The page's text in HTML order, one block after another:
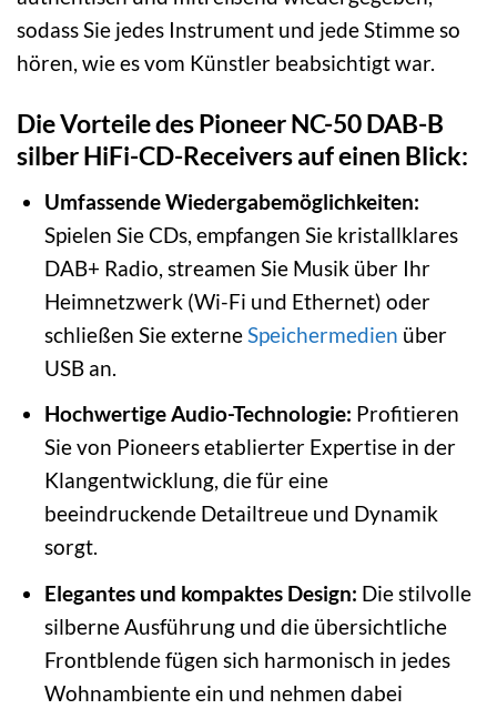
sodass Sie jedes Instrument und jede Stimme so
hören, wie es vom Künstler beabsichtigt war.
Die Vorteile des Pioneer NC-50 DAB-B
silber HiFi-CD-Receivers auf einen Blick:
Umfassende Wiedergabemöglichkeiten:
Spielen Sie CDs, empfangen Sie kristallklares
DAB+ Radio, streamen Sie Musik über Ihr
Heimnetzwerk (Wi-Fi und Ethernet) oder
schließen Sie externeSpeichermedien über
USB an.
Hochwertige Audio-Technologie: Profitieren
Sie von Pioneers etablierter Expertise in der
Klangentwicklung, die für eine
beeindruckende Detailtreue und Dynamik
sorgt.
Elegantes und kompaktes Design: Die stilvolle
silberne Ausführung und die übersichtliche
Frontblende fügen sich harmonisch in jedes
Wohnambiente ein und nehmen dabei